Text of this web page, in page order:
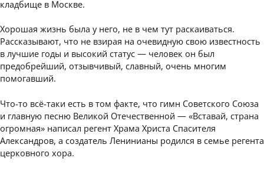
кладбище в Москве.
Хорошая жизнь была у него, не в чем тут раскаиваться.
Рассказывают, что не взирая на очевидную свою известность
в лучшие годы и высокий статус — человек он был
предобрейший, отзывчивый, славный, очень многим
помогавший.
Что-то всё-таки есть в том факте, что гимн Советского Союза
и главную песню Великой Отечественной — «Вставай, страна
огромная» написал регент Храма Христа Спасителя
Александров, а создатель Ленинианы родился в семье регента
церковного хора.